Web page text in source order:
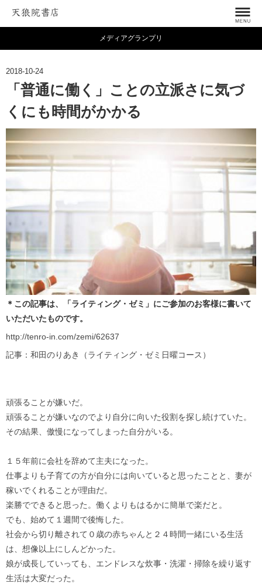
メディアグランプリ
2018-10-24
「普通に働く」ことの立派さに気づ
くにも時間がかかる
＊この記事は、「ライティング・ゼミ」にご参加のお客様に書いて
いただいたものです。
http://tenro-in.com/zemi/62637
記事：和田のりあき（ライティング・ゼミ日曜コース）
頑張ることが嫌いだ。
頑張ることが嫌いなのでより自分に向いた役割を探し続けていた。
その結果、傲慢になってしまった自分がいる。
１５年前に会社を辞めて主夫になった。
仕事よりも子育ての方が自分には向いていると思ったことと、妻が
稼いでくれることが理由だ。
楽勝でできると思った。働くよりもはるかに簡単で楽だと。
でも、始めて１週間で後悔した。
社会から切り離されて０歳の赤ちゃんと２４時間一緒にいる生活
は、想像以上にしんどかった。
娘が成長していっても、エンドレスな炊事・洗濯・掃除を繰り返す
生活は大変だった。